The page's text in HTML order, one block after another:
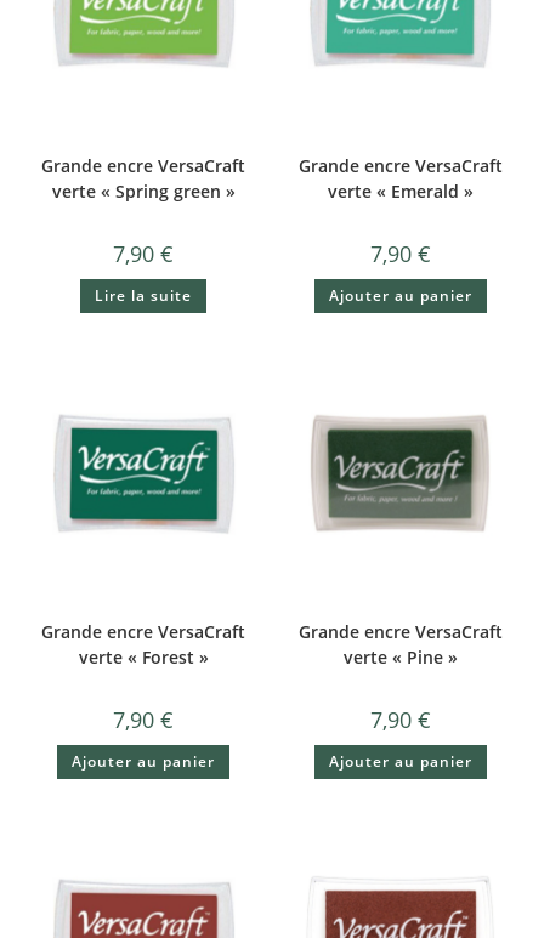
Grande encre VersaCraft
verte « Spring green »
7,90€
Lire la suite
Grande encre VersaCraft
verte « Emerald »
7,90 €
Ajouter au panier
Grande encre VersaCraft
verte « Forest »
7,90€
Ajouter au panier
Grande encre VersaCraft
verte « Pine »
7,90 €
Ajouter au panier